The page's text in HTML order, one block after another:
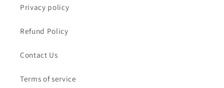
Privacy policy
Refund Policy
Contact Us
Terms of service